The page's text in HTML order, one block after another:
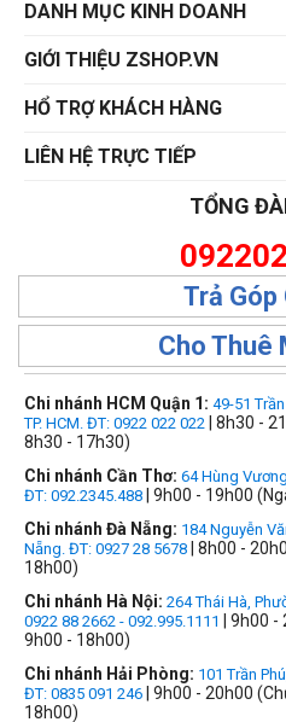
DANH MỤC KINH DOANH
GIỚI THIỆU ZSHOP.VN
HỔ TRỢ KHÁCH HÀNG
LIÊN HỆ TRỰC TIẾP
TỔNG
Trả Góp
Cho Thuê
Chi nhánh HCM Quận 1: 49-51
TP. HCM. ĐT: 0922 022 022 | 8h30 -
8h30 - 17h30)
Chi nhánh Cần Thơ: 64 Hùng
ĐT: 092.2345.488 | 9h00 - 19h00
Chi nhánh Đà Nẵng: 184 Nguyễn
Nẵng. ĐT: 0927 28 5678 | 8h00 -
18h00)
Chi nhánh Hà Nội: 264 Thái Hà,
0922 88 2662 - 092.995.1111
| 9h00
9h00 - 18h00)
Chi nhánh Hải Phòng: 101 Trần
ĐT: 0835 091 246 | 9h00 - 20h00
18h00)